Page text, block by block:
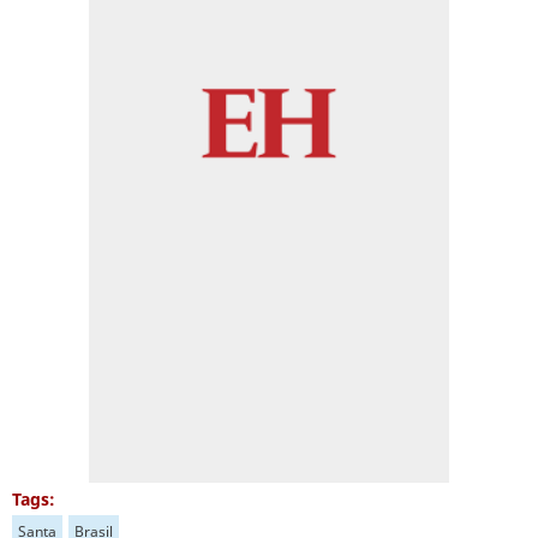
Tags:
Santa Brasil